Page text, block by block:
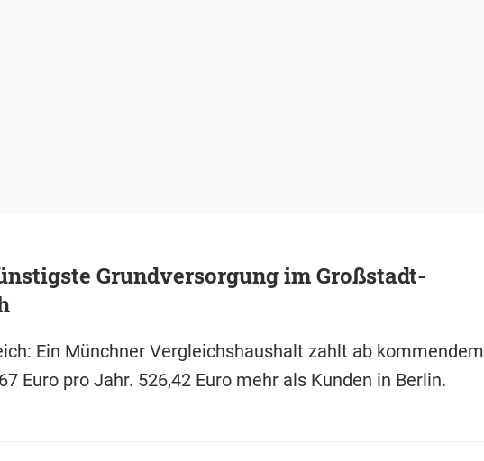
Grundversorgung im Großstadt-
Ein Münchner Vergleichshaushalt zahlt ab kommendem
Euro pro Jahr. 526,42 Euro mehr als Kunden in Berlin.